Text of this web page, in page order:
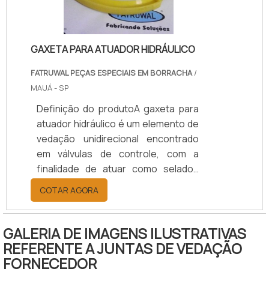
concorrência pela seriedade e
qualidade que garante a melhor
experiência para parceiros novos e
antigos.
processo é possível produzir vários
GAXETA PARA ATUADOR HIDRÁULICO
FATRUWAL PEÇAS ESPECIAIS EM BORRACHA/
MAUÁ - SP
Definição do produtoA gaxeta para
atuador hidráulico é um elemento de
vedação unidirecional encontrado
em válvulas de controle, com a
finalidade de atuar como selador,
evitando possíveis vazamentos de
fluídos nos processos mecânicos. A
gaxeta é recomendada para
suportar e resistir à elevadas forças
de atuação. Usa, normalmente, óleo
sob pressão para exercer a força
COTAR AGORA
GALERIA DE IMAGENS ILUSTRATIVAS
REFERENTE A JUNTAS DE VEDAÇÃO
FORNECEDOR